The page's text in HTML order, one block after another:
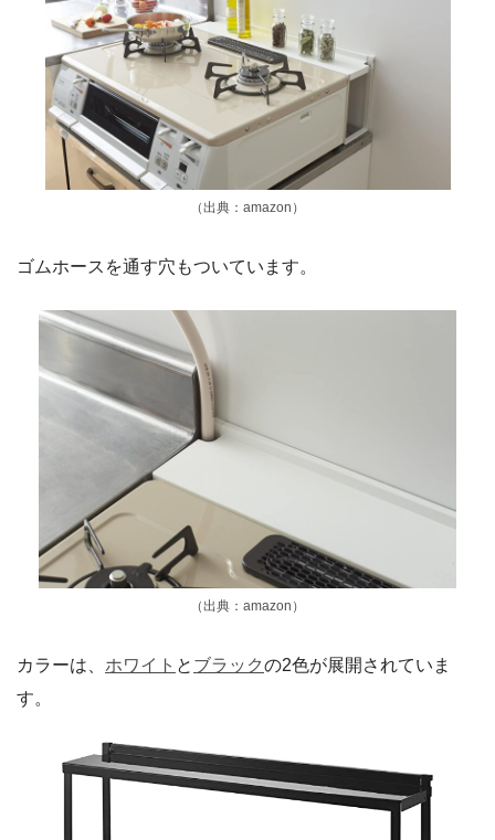
（出典：amazon）
ゴムホースを通す穴もついています。
（出典：amazon）
カラーは、 ホワイト と ブラックの2色が展開されていま
す。